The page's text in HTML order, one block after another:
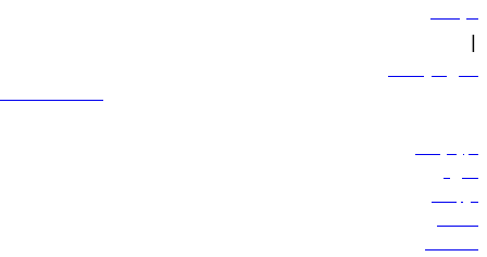
سياساتنا
|
الشروط والأحكام
600 544 445
حجز الرحلات
العروض
الوجهات
الأمتعة
المساعدة